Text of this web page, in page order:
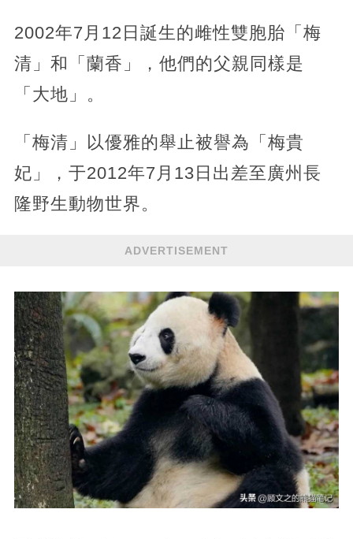
2002年7月12日誕生的雌性雙胞胎「梅
清」和「蘭香」，他們的父親同樣是
「大地」。
「梅清」以優雅的舉止被譽為「梅貴
妃」，于2012年7月13日出差至廣州長
隆野生動物世界。
ADVERTISEMENT